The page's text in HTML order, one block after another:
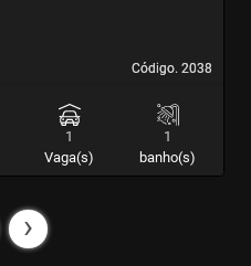
Código. 2038
Código. 2038
1
Vaga(s)
1
banho(s)
›